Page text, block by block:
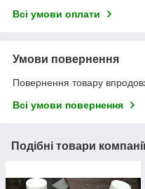
Всі умови оплати
Умови повернення
Повернення товару
Всі умови повернення
Подібні товари